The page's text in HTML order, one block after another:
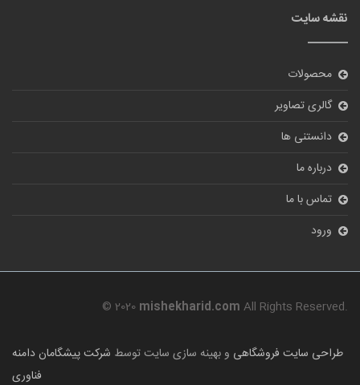
نقشه سایت
محصولات
گالری تصاویر
دانستنی ها
درباره ما
تماس با ما
ورود
© 2020 mishekharid.com All Rights Reserved.
طراحی سایت فروشگاهی و بهینه سازی سایت توسط شرکت پیشگامان دامنه
فناوری